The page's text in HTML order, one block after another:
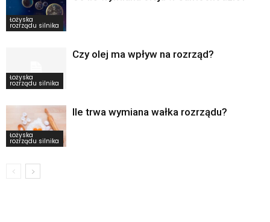
Łożyska
rozrządu silnika
Łożyska
rozrządu silnika
Czy olej ma wpływ na rozrząd?
Łożyska
rozrządu silnika
Ile trwa wymiana wałka rozrządu?